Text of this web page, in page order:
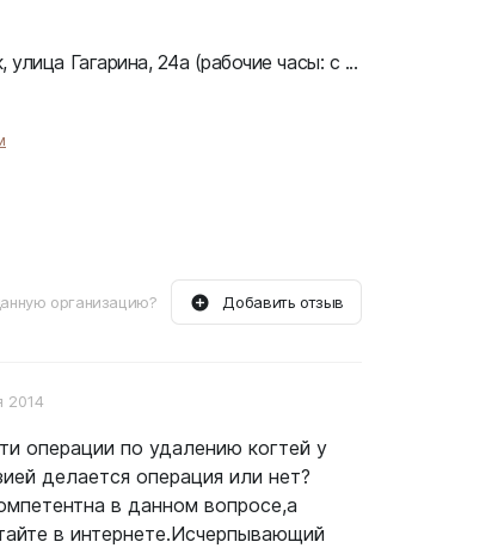
Гагарина, 24а (рабочие часы: с ...
организацию? Добавить отзыв
2014
операции по удалению когтей у
делается операция или нет?
в данном вопросе,а
в интернете.Исчерпывающий